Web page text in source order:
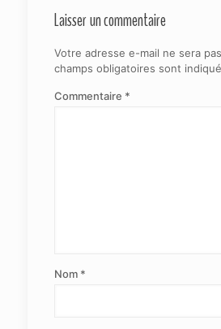
Laisser un commentaire
Votre adresse e-mail ne sera
champs obligatoires sont
Commentaire *
Nom *